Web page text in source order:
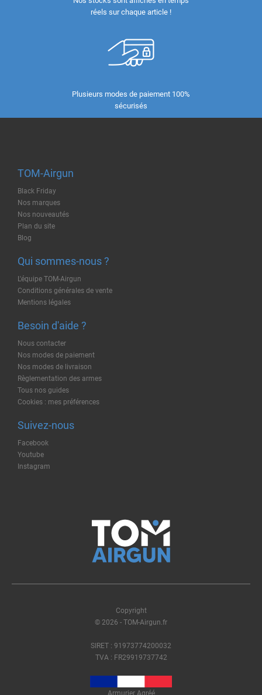
réels sur chaque article !
Plusieurs modes de paiement 100%
sécurisés
TOM-Airgun
Black Friday
Nos marques
Nos nouveautés
Plan du site
Blog
Qui sommes-nous ?
L'équipe TOM-Airgun
Conditions générales de vente
Mentions légales
Besoin d'aide ?
Nous contacter
Nos modes de paiement
Nos modes de livraison
Règlementation des armes
Tous nos guides
Cookies : mes préférences
Suivez-nous
Facebook
Youtube
Instagram
Copyright
© 2026 - TOM-Airgun.fr
SIRET : 91973774200032
TVA : FR29919737742
Armurier Agréé